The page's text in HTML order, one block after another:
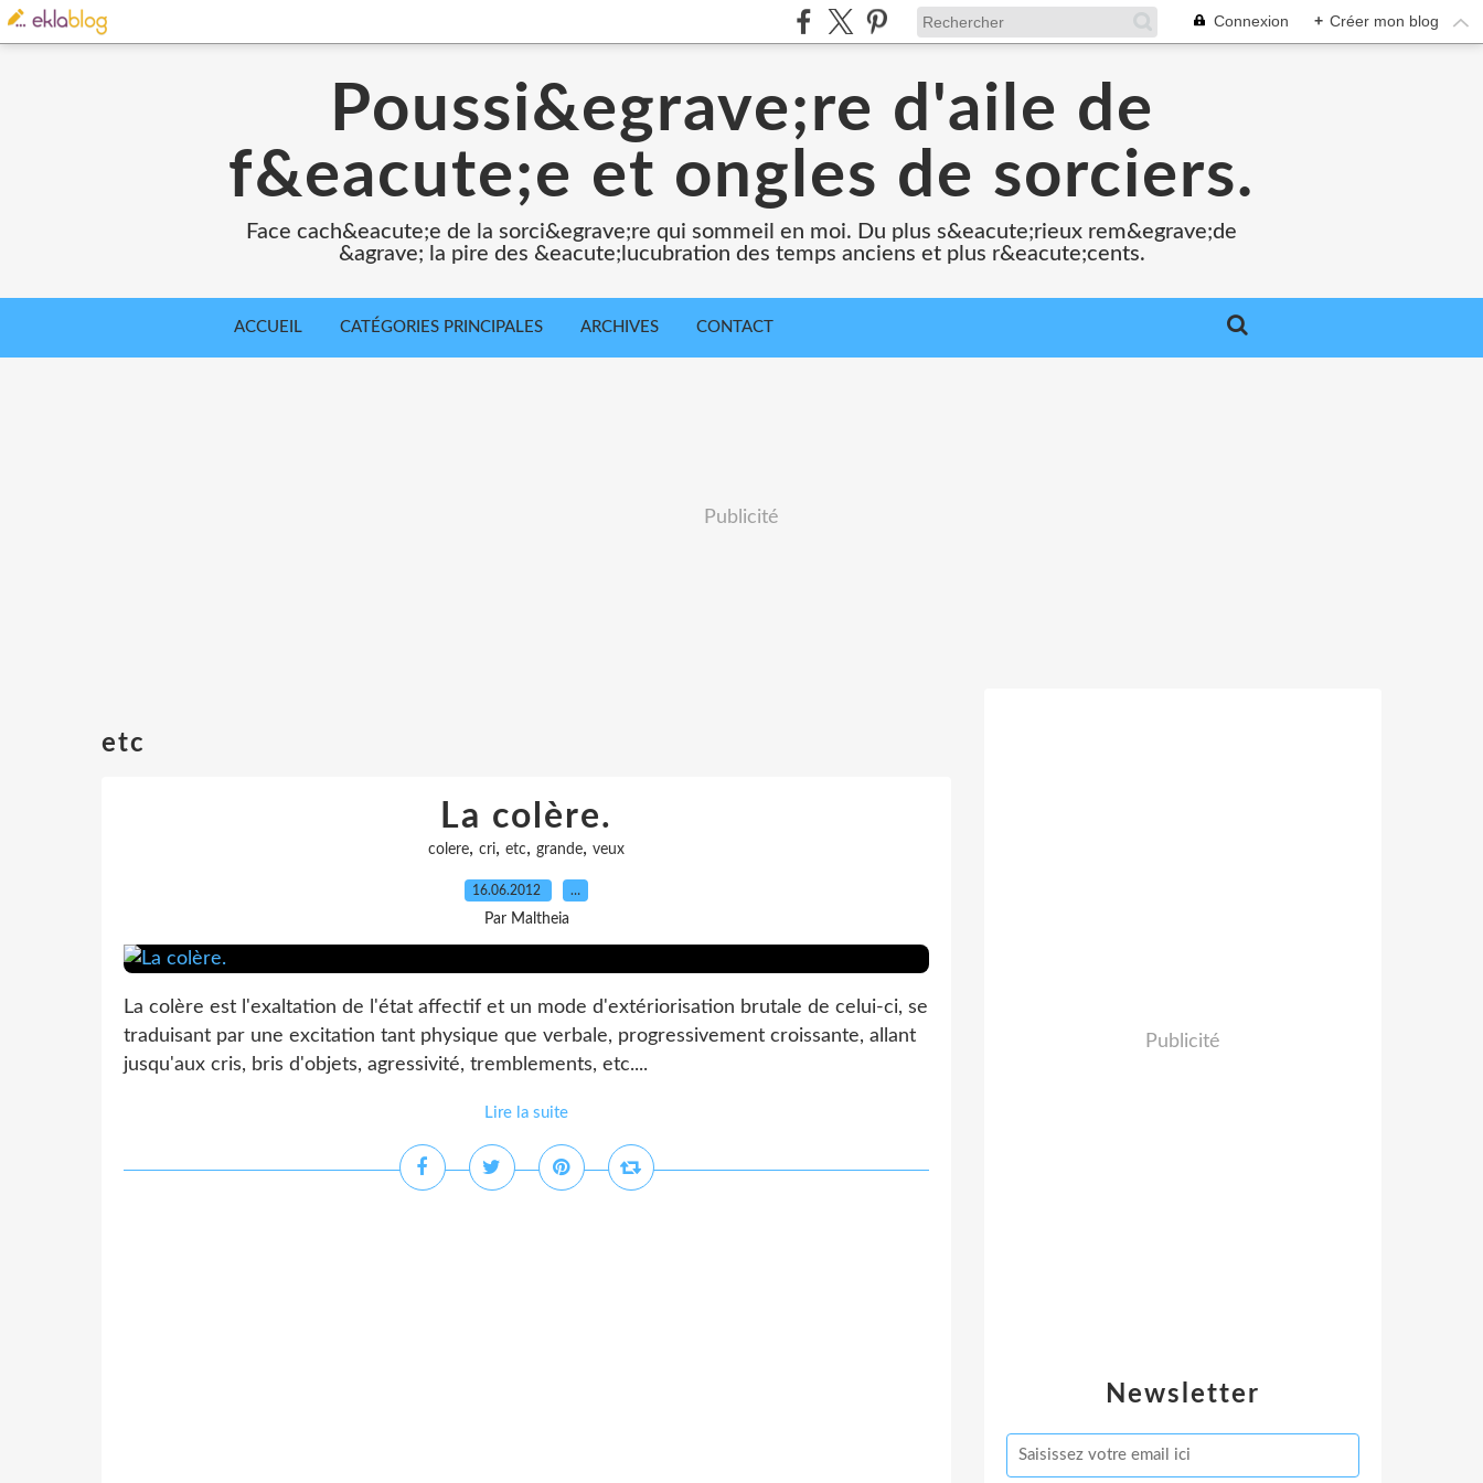
Connexion + Créer mon blog
Poussi&egrave;re d'aile de
f&eacute;e et ongles de sorciers.
Face cach&eacute;e de la sorci&egrave;re qui sommeil en moi. Du plus s&eacute;rieux rem&egrave;de
&agrave; la pire des &eacute;lucubration des temps anciens et plus r&eacute;cents.
ACCUEIL CATÉGORIES PRINCIPALES ARCHIVES CONTACT
Publicité
etc
La colère.
colere, cri, etc, grande, veux
16.06.2012 …
Par Maltheia
La colère est l'exaltation de l'état affectif et un mode d'extériorisation brutale de celui-ci, se
traduisant par une excitation tant physique que verbale, progressivement croissante, allant
jusqu'aux cris, bris d'objets, agressivité, tremblements, etc....
Lire la suite
Newsletter
Publicité